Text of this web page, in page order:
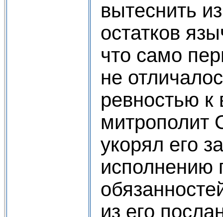
вытеснить
остатков
что само
не
ревностью к
митрополит
укорял его
исполнению
из его